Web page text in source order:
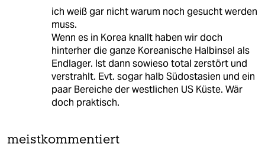
ich weiß gar nicht warum noch gesucht werden
muss.
Wenn es in Korea knallt haben wir doch
hinterher die ganze Koreanische Halbinsel als
Endlager. Ist dann sowieso total zerstört und
verstrahlt. Evt. sogar halb Südostasien und ein
paar Bereiche der westlichen US Küste. Wär
doch praktisch.
meistkommentiert